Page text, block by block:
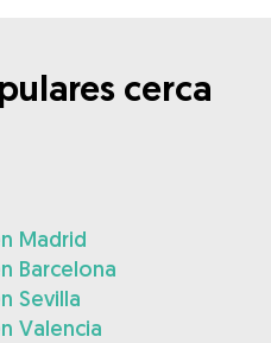
cerca
Madrid
Barcelona
Sevilla
Valencia